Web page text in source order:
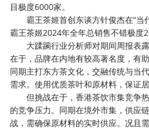
目极度6000家。
霸王茶姬首创东谈方针俊杰在“当
霸王茶姬2024年全年总销售不错极度
大蹂躏行业分析师对期间周报表
在于，品牌在内地有较高著名度，有
同期主打东方茶文化，交融传统与当
需求。使用优质茶叶和原材料，保证
但挑战在于，香港茶饮市集竞争
的竞争压力。同期在境外市集，供应
战，需确保原材料的实时供应。况且